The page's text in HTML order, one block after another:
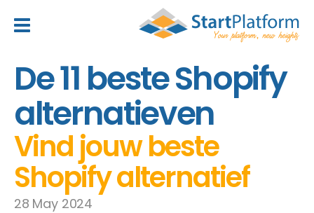
De 11 beste Shopify
alternatieven
Vind jouw beste
Shopify alternatief
28 May 2024
header_toggle_navigation